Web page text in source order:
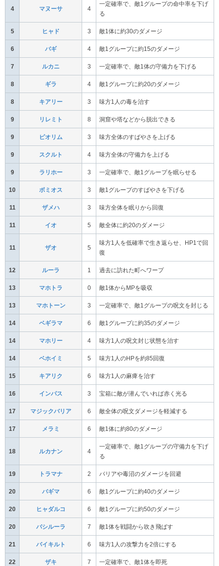
4 マヌーサ 4
一定確率で、敵1グループの命中率を下げ
る
5 ヒャド 3 敵1体に約30のダメージ
6 バギ 4 敵1グループに約15のダメージ
7 ルカニ 3 一定確率で、敵1体の守備力を下げる
8 ギラ 4 敵1グループに約20のダメージ
8 キアリー 3 味方1人の毒を治す
9 リレミト 8 洞窟や塔などから脱出できる
9 ピオリム 3 味方全体のすばやさを上げる
9 スクルト 4 味方全体の守備力を上げる
9 ラリホー 3 一定確率で、敵1グループを眠らせる
10 ボミオス 3 敵1グループのすばやさを下げる
11 ザメハ 3 味方全体を眠りから回復
11 イオ 5 敵全体に約20のダメージ
11 ザオ 5
味方1人を低確率で生き返らせ、HP1で回
復
12 ルーラ 1 過去に訪れた町へワープ
13 マホトラ 0 敵1体からMPを吸収
13 マホトーン 3 一定確率で、敵1グループの呪文を封じる
14 ベギラマ 6 敵1グループに約35のダメージ
14 マホリー 4 味方1人の呪文封じ状態を治す
14 ベホイミ 5 味方1人のHPを約85回復
15 キアリク 6 味方1人の麻痺を治す
16 インパス 3 宝箱に敵が潜んでいれば赤く光る
17 マジックバリア 6 敵全体の呪文ダメージを軽減する
17 メラミ 6 敵1体に約80のダメージ
18 ルカナン 4
一定確率で、敵1グループの守備力を下げ
る
19 トラマナ 2 バリアや毒沼のダメージを回避
20 バギマ 6 敵1グループに約40のダメージ
20 ヒャダルコ 6 敵1グループに約50のダメージ
20 バシルーラ 7 敵1体を戦闘から吹き飛ばす
21 バイキルト 6 味方1人の攻撃力を2倍にする
22 ザキ 7 一定確率で、敵1体を即死